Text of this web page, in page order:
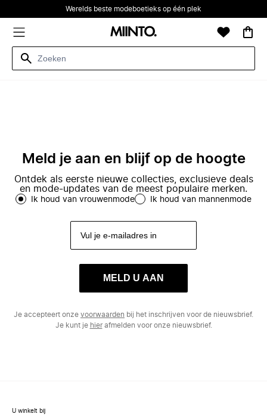
Werelds beste modeboetieks op één plek
Meld je aan en blijf op de hoogte
Ontdek als eerste nieuwe collecties, exclusieve deals
en mode-updates van de meest populaire merken.
Ik houd van vrouwenmode Ik houd van mannenmode
MELD U AAN
Je accepteert onze voorwaarden bij het inschrijven voor de nieuwsbrief.
Je kunt je hierafmelden voor onze nieuwsbrief.
U winkelt bij